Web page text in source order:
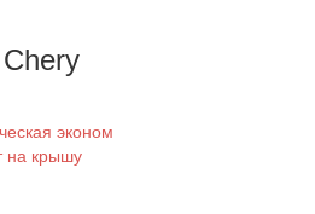
эконом
на крышу